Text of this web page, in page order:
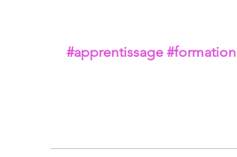
#apprentissage #formation